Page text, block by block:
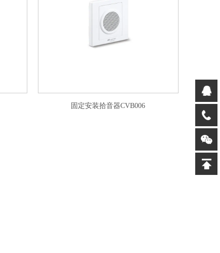
固定安装拾音器CVB006